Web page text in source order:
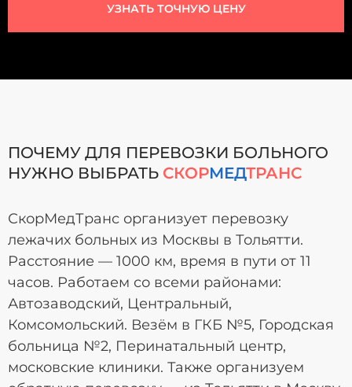
УЗНАТЬ ТОЧНУЮ ЦЕНУ
ПОЧЕМУ ДЛЯ ПЕРЕВОЗКИ БОЛЬНОГО
НУЖНО ВЫБРАТЬ СКОРМЕДТРАНС
СкорМедТранс организует перевозку
лежачих больных из Москвы в Тольятти.
Расстояние — 1000 км, время в пути от 11
часов. Работаем со всеми районами:
Автозаводский, Центральный,
Комсомольский. Везём в ГКБ №5, Городская
больница №2, Перинатальный центр,
московские клиники. Также организуем